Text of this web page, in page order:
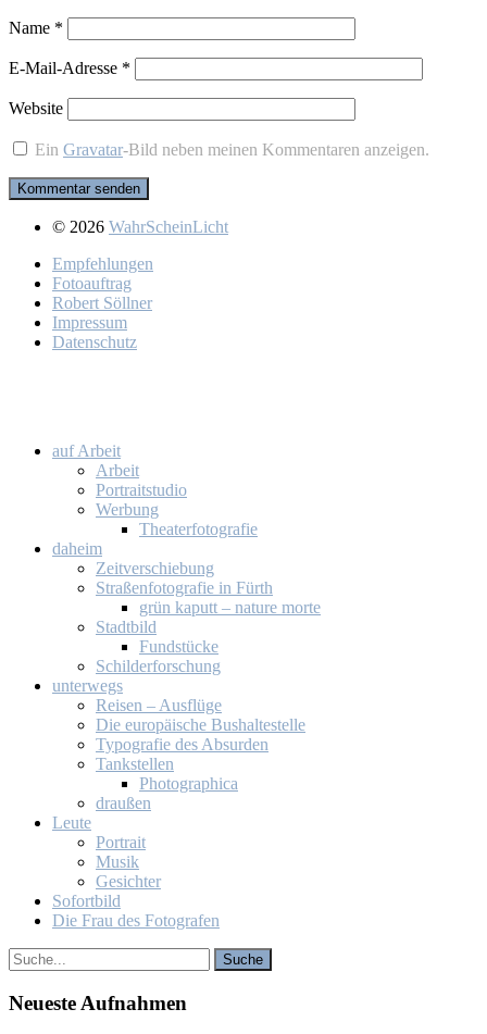
Name *
E-Mail-Adresse *
Website
EinGravatar-Bild neben meinen Kommentaren anzeigen.
© 2026 WahrScheinLicht
Emp­feh­lun­gen
Fo­to­auf­trag
Ro­bert Söll­ner
Im­pres­sum
Da­ten­schutz
auf Ar­beit
Ar­beit
Por­trait­stu­dio
Wer­bung
Thea­ter­fo­to­gra­fie
da­heim
Zeit­ver­schie­bung
Stra­ßen­fo­to­gra­fie in Fürth
grün ka­putt – na­tu­re mor­te
Stadt­bild
Fund­stü­cke
Schil­der­for­schung
un­ter­wegs
Rei­sen – Aus­flü­ge
Die eu­ro­päi­sche Bus­hal­te­stel­le
Ty­po­gra­fie des Ab­sur­den
Tank­stel­len
Pho­to­gra­phi­ca
drau­ßen
Leu­te
Por­trait
Mu­sik
Ge­sich­ter
So­fort­bild
Die Frau des Fo­to­gra­fen
Neu­es­te Auf­nah­men